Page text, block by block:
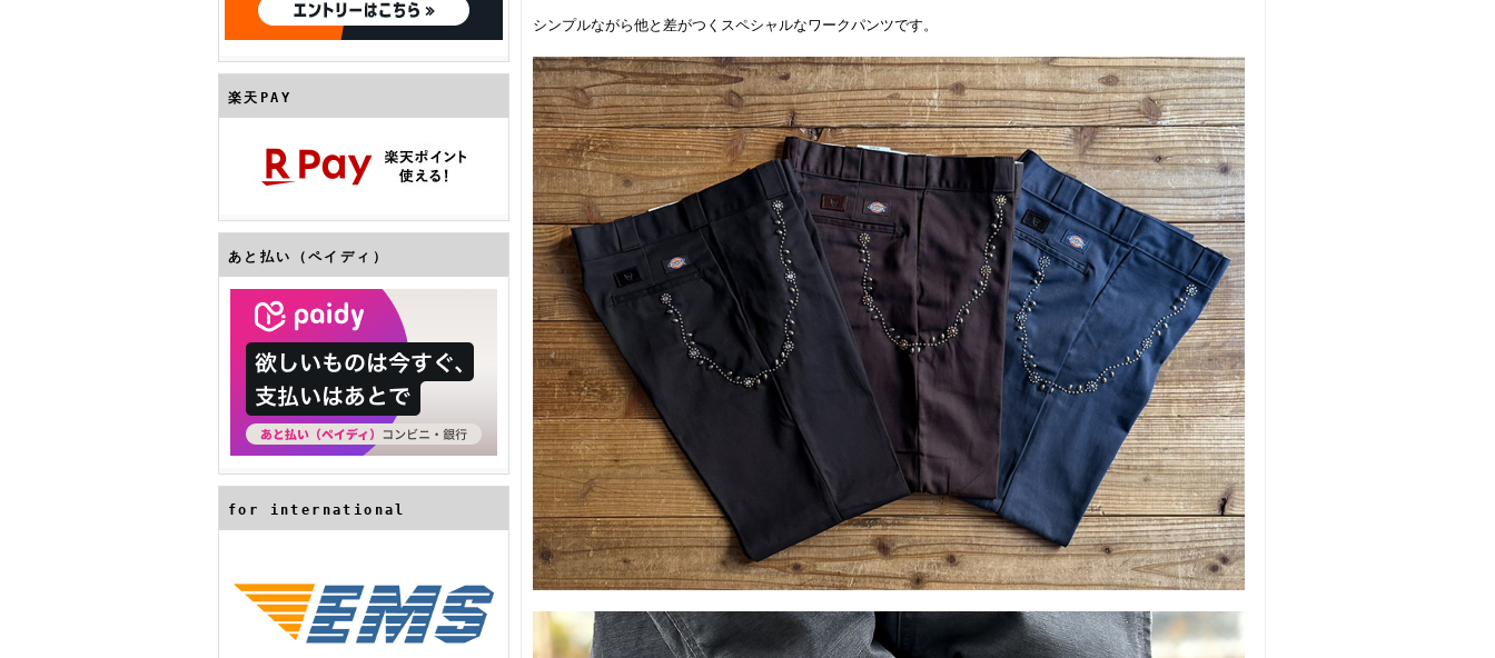
楽天PAY
あと払い（ペイディ）
for international
シンプルながら他と差がつくスペシャルなワークパンツです。